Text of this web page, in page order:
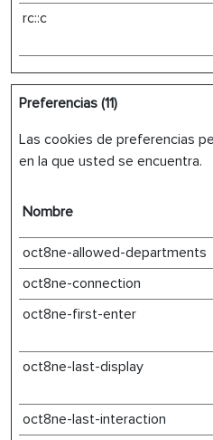
rc::c
Preferencias (11)
Las cookies de preferencias
en la que usted se encuentra.
Nombre
oct8ne-allowed-departments
oct8ne-connection
oct8ne-first-enter
oct8ne-last-display
oct8ne-last-interaction